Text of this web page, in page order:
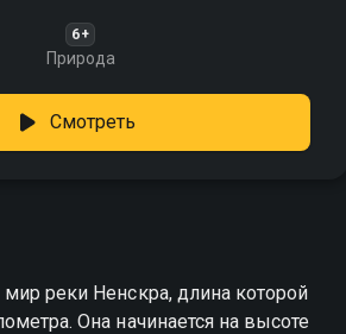
6+
Природа
Смотреть
реки Ненскра, длина которой
Она начинается на высоте